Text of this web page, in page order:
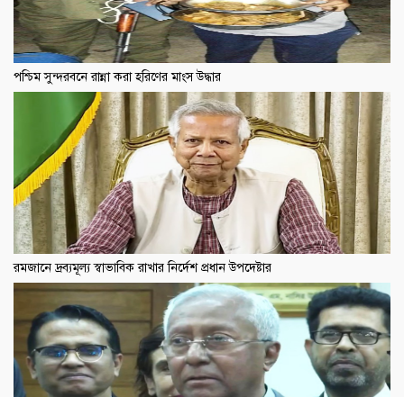
পশ্চিম সুন্দরবনে রান্না করা হরিণের মাংস উদ্ধার
রমজানে দ্রব্যমূল্য স্বাভাবিক রাখার নির্দেশ প্রধান উপদেষ্টার